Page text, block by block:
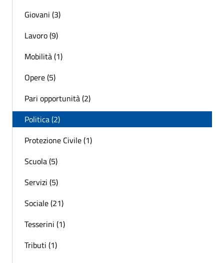
Giovani (3)
Lavoro (9)
Mobilità (1)
Opere (5)
Pari opportunità (2)
Politica (2)
Protezione Civile (1)
Scuola (5)
Servizi (5)
Sociale (21)
Tesserini (1)
Tributi (1)